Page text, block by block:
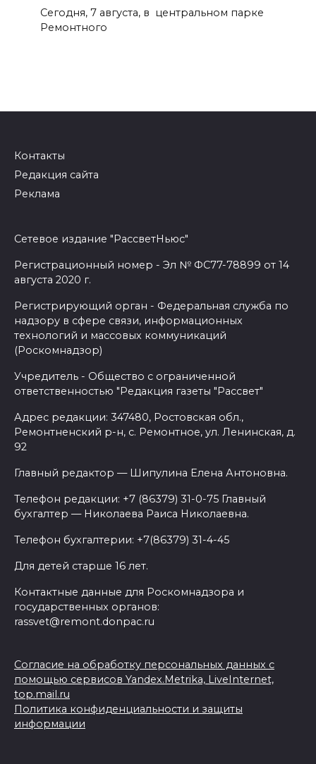
Сегодня, 7 августа, в центральном парке
Ремонтного
Контакты
Редакция сайта
Реклама
Сетевое издание "РассветНьюс"
Регистрационный номер - Эл № ФС77-78899 от 14
августа 2020 г.
Регистрирующий орган - Федеральная служба по
надзору в сфере связи, информационных
технологий и массовых коммуникаций
(Роскомнадзор)
Учредитель - Общество с ограниченной
ответственностью "Редакция газеты "Рассвет"
Адрес редакции: 347480, Ростовская обл.,
Ремонтненский р-н, с. Ремонтное, ул. Ленинская, д.
92
Главный редактор — Шипулина Елена Антоновна.
Телефон редакции: +7 (86379) 31-0-75 Главный
бухгалтер — Николаева Раиса Николаевна.
Телефон бухгалтерии: +7(86379) 31-4-45
Для детей старше 16 лет.
Контактные данные для Роскомнадзора и
государственных органов:
rassvet@remont.donpac.ru
Согласие на обработку персональных данных с
помощью сервисов Yandex.Metrika, LiveInternet,
top.mail.ru
Политика конфиденциальности и защиты
информации